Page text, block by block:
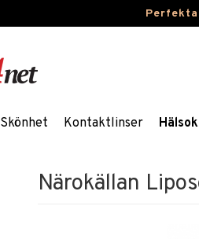
Skönhet Kontaktlinser
Närokällan